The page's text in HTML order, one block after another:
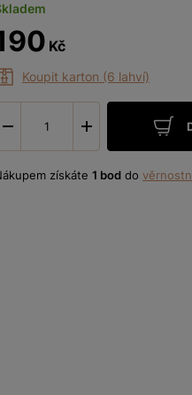
Kč
Koupit karton (6 lahví)
-
získáte 1 bod do